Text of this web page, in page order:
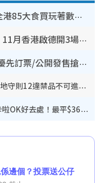
【8月生日優惠2026】全港85大食買玩著數攻略 自助餐/火鍋放題同行免費＋誠品/DONKI送現金券
BIGBANG演唱會2026｜11月香港啟德開3場！實名制VIP申請、優先購票攻略
人夫集團｜Klook套票/優先訂票/公開發售搶飛攻略！附票價.購票連結.場地座位表
啟德體育園入場懶人包︱場地守則12違禁品不可進場准帶細水樽但全場禁樽蓋！應援牌有限制！
唱K推介2026︱全港13大卡啦OK好去處！最平$36起 日文K都有！(附地址+收費詳情)